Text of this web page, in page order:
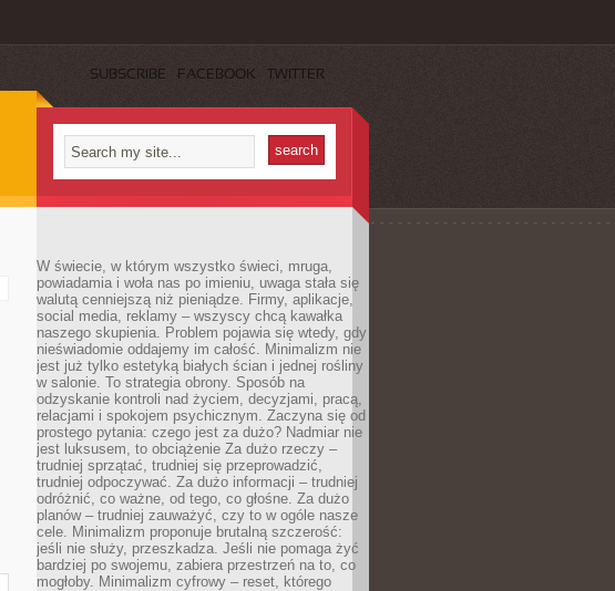
SUBSCRIBE FACEBOOK TWITTER
W świecie, w którym wszystko świeci, mruga,
powiadamia i woła nas po imieniu, uwaga stała się
walutą cenniejszą niż pieniądze. Firmy, aplikacje,
social media, reklamy – wszyscy chcą kawałka
naszego skupienia. Problem pojawia się wtedy, gdy
nieświadomie oddajemy im całość. Minimalizm nie
jest już tylko estetyką białych ścian i jednej rośliny
w salonie. To strategia obrony. Sposób na
odzyskanie kontroli nad życiem, decyzjami, pracą,
relacjami i spokojem psychicznym. Zaczyna się od
prostego pytania: czego jest za dużo? Nadmiar nie
jest luksusem, to obciążenie Za dużo rzeczy –
trudniej sprzątać, trudniej się przeprowadzić,
trudniej odpoczywać. Za dużo informacji – trudniej
odróżnić, co ważne, od tego, co głośne. Za dużo
planów – trudniej zauważyć, czy to w ogóle nasze
cele. Minimalizm proponuje brutalną szczerość:
jeśli nie służy, przeszkadza. Jeśli nie pomaga żyć
bardziej po swojemu, zabiera przestrzeń na to, co
mogłoby. Minimalizm cyfrowy – reset, którego